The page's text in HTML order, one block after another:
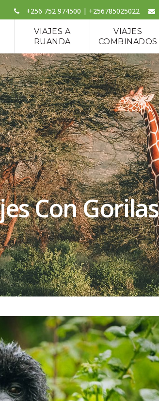
+256 752 974500 | +256785025022
VIAJES A
RUANDA
VIAJES
COMBINADOS
Con Gorilas